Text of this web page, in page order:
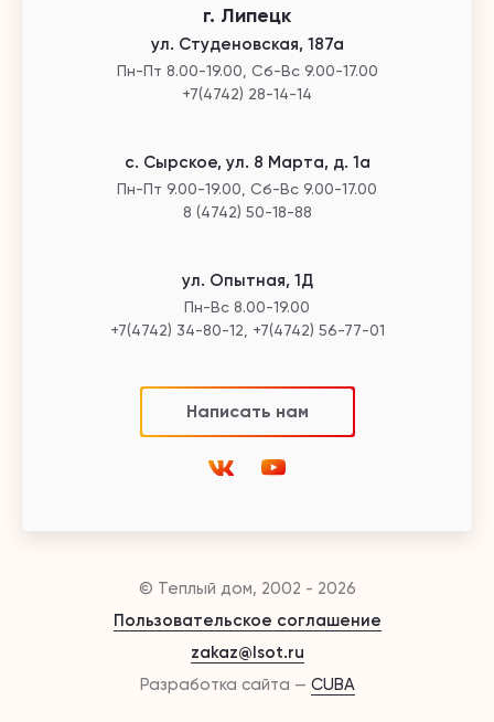
г. Липецк
ул. Студеновская, 187а
Пн-Пт 8.00-19.00, Сб-Вс 9.00-17.00
+7(4742) 28-14-14
с. Сырское, ул. 8 Марта, д. 1а
Пн-Пт 9.00-19.00, Сб-Вс 9.00-17.00
8 (4742) 50-18-88
ул. Опытная, 1Д
Пн-Вс 8.00-19.00
+7(4742) 34-80-12, +7(4742) 56-77-01
Написать нам
© Теплый дом, 2002 - 2026
Пользовательское соглашение
zakaz@lsot.ru
Разработка сайта — CUBA